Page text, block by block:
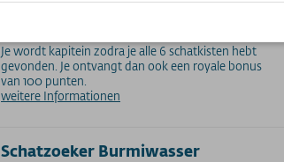
Je wordt kapitein zodra je alle 6 schatkisten hebt
gevonden. Je ontvangt dan ook een royale bonus
van 100 punten.
weitere Informationen
Schatzoeker Burmiwasser